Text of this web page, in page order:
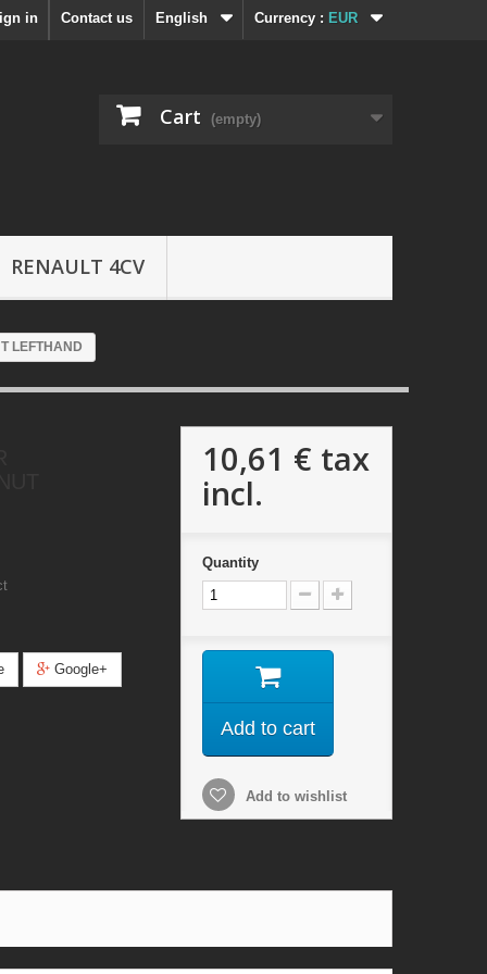
Currency : EUR
English
Contact us
in
Cart (empty)
RENAULT 4CV
LEFTHAND
Google+
10,61 € tax
incl.
Quantity
Add to cart
Add to wishlist